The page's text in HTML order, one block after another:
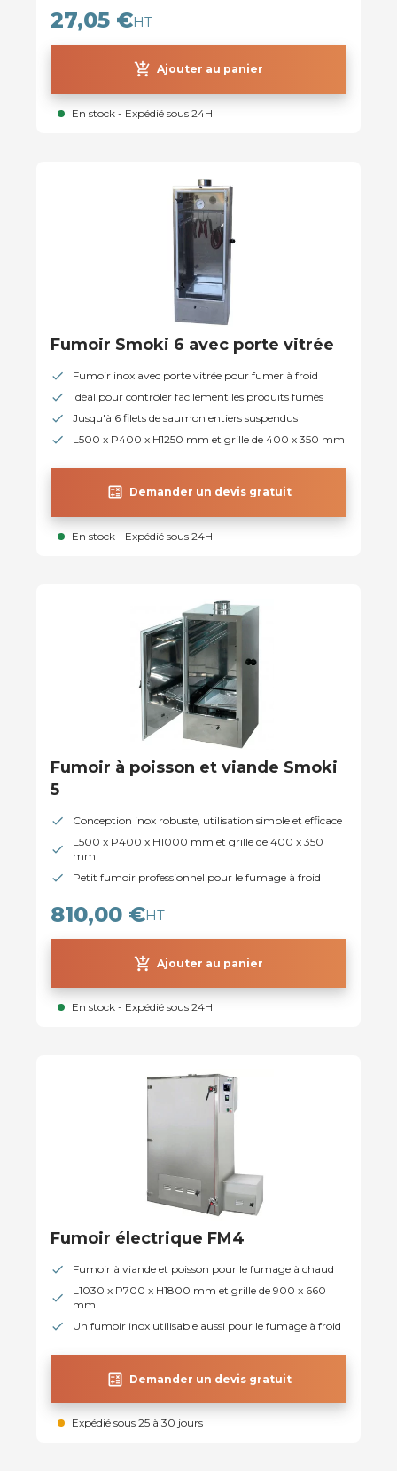
27,05 €HT
add_shopping_cart Ajouter au panier
En stock - Expédié sous 24H
Fumoir Smoki 6 avec porte vitrée
Fumoir inox avec porte vitrée pour fumer à froid
Idéal pour contrôler facilement les produits fumés
Jusqu'à 6 filets de saumon entiers suspendus
L500 x P400 x H1250 mm et grille de 400 x 350 mm
calculate Demander un devis gratuit
En stock - Expédié sous 24H
Fumoir à poisson et viande Smoki
5
Conception inox robuste, utilisation simple et efficace
L500 x P400 x H1000 mm et grille de 400 x 350
mm
Petit fumoir professionnel pour le fumage à froid
810,00 €HT
add_shopping_cart Ajouter au panier
En stock - Expédié sous 24H
Fumoir électrique FM4
Fumoir à viande et poisson pour le fumage à chaud
L1030 x P700 x H1800 mm et grille de 900 x 660
mm
Un fumoir inox utilisable aussi pour le fumage à froid
calculate Demander un devis gratuit
Expédié sous 25 à 30 jours